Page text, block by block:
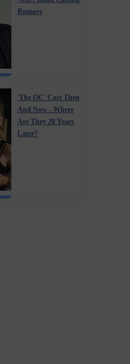
Rumors
'The OC' Cast Then
And Now - Where
Are They 20 Years
Later?